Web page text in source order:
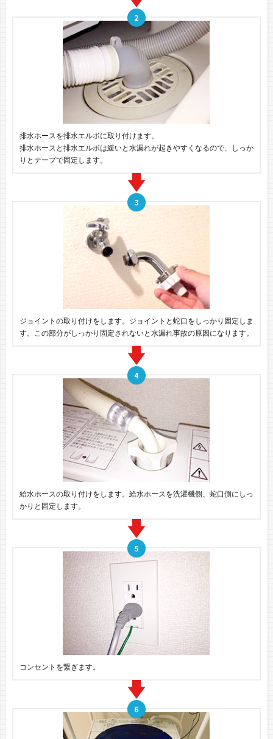
排水ホースを排水エルボに取り付けます。
排水ホースと排水エルボは緩いと水漏れが起きやすくなるので、しっか
りとテープで固定します。
ジョイントの取り付けをします。ジョイントと蛇口をしっかり固定しま
す。この部分がしっかり固定されないと水漏れ事故の原因になります。
給水ホースの取り付けをします。給水ホースを洗濯機側、蛇口側にしっ
かりと固定します。
コンセントを繋ぎます。